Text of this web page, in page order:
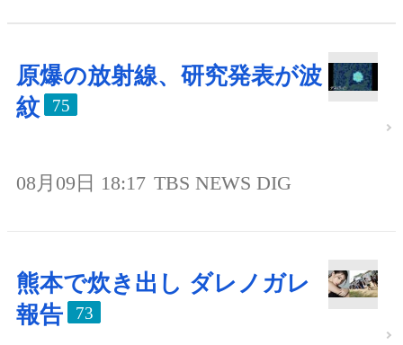
原爆の放射線、研究発表が波
紋
75
08月09日 18:17 TBS NEWS DIG
熊本で炊き出し ダレノガレ
報告
73